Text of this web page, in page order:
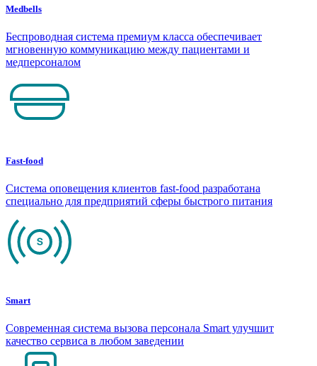
Medbells
Беспроводная система премиум класса обеспечивает
мгновенную коммуникацию между пациентами и
медперсоналом
Fast-food
Система оповещения клиентов fast-food разработана
специально для предприятий сферы быстрого питания
Smart
Современная система вызова персонала Smart улучшит
качество сервиса в любом заведении